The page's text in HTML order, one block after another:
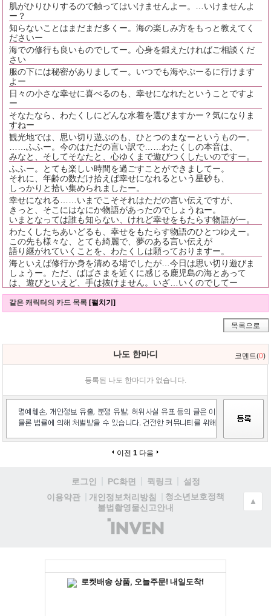
肌がひりひりするので触ってはいけませんよー。…いけませんよ
ー？
知らないことはまだまだ多くー。海の楽しみ方をもっと教えてく
ださいー
海での修行も良いものでしてー。心身を鍛えたければご相談くだ
さい
服の下には秘密がありましてー。いつでも海やぷーるに行けます
よー
日々の小さな幸せに喜べるのも、幸せになれたということですよ
ー
そなたなら、わたくしにどんな水着を選びますかー？気になりま
すねー
観光地では、思い切り遊ぶのも、ひとつのまなーというものー。
……ふふー。今のはただの言い訳で……わたくしの本音は、
みなと、そしてそなたと、心ゆくまで遊びつくしたいのですー。
ふふー。とても楽しい時間を過ごすことができましてー。
それに、年齢の数だけ拾えば幸せになれるという星砂も、
しっかりと拾い集められましたー。
幸せになれる……いまでこそそれはただの言い伝えですが、
きっと、そこにはなにか物語があったのでしょうねー。
いまとなっては誰も知らない、けれど幸せをもたらす物語がー。
わたくしたちあいどるも、幸せをもたらす物語のひとつゆえー。
この先も様々な、とても綺麗で、夢のある言い伝えが
語り継がれていくことを、わたくしは願っておりますー。
海といえば修行か身を清める場でしたが…今日は思い切り遊びま
しょうー。ただ、ばばさまを近くに感じる鹿児島の海とあって
は、遊びといえど、手は抜けません。いざ…いくのでしてー
같은 캐릭터의 카드 목록 [펼치기]
목록으로
나도 한마디 코멘트(0)
등록된 나도 한마디가 없습니다.
이전 1 다음
로그인 PC화면 퀵링크
설정
이용약관
개인정보처리방침
청소년보호정책
불법촬영물신고안내
(주)
인
▲